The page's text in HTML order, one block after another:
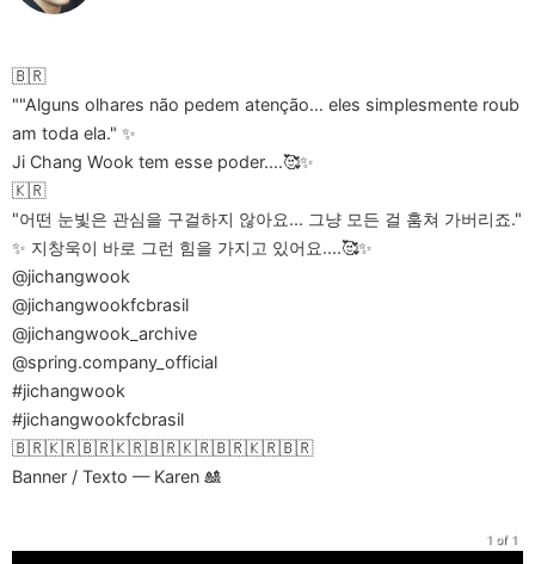
🇧🇷
""Alguns olhares não pedem atenção… eles simplesmente roub
am toda ela." ✨
Ji Chang Wook tem esse poder....🥰✨
🇰🇷
"어떤 눈빛은 관심을 구걸하지 않아요... 그냥 모든 걸 훔쳐 가버리죠."
✨ 지창욱이 바로 그런 힘을 가지고 있어요....🥰✨
@jichangwook
@jichangwookfcbrasil
@jichangwook_archive
@spring.company_official
#jichangwook
#jichangwookfcbrasil
🇧🇷🇰🇷🇧🇷🇰🇷🇧🇷🇰🇷🇧🇷🇰🇷🇧🇷
1 of 1